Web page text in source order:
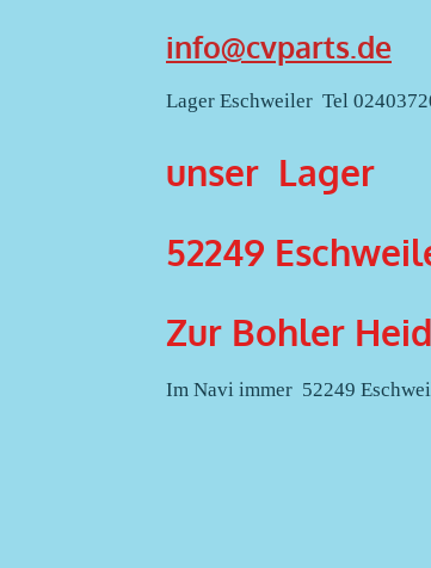
info@cvparts.de
Lager Eschweiler Tel
unser Lager
52249
Zur Bohler
Im Navi immer 52249